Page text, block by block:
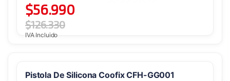
$56.990
$126.330
IVA Incluido
Pistola De Silicona Coofix CFH-GG001